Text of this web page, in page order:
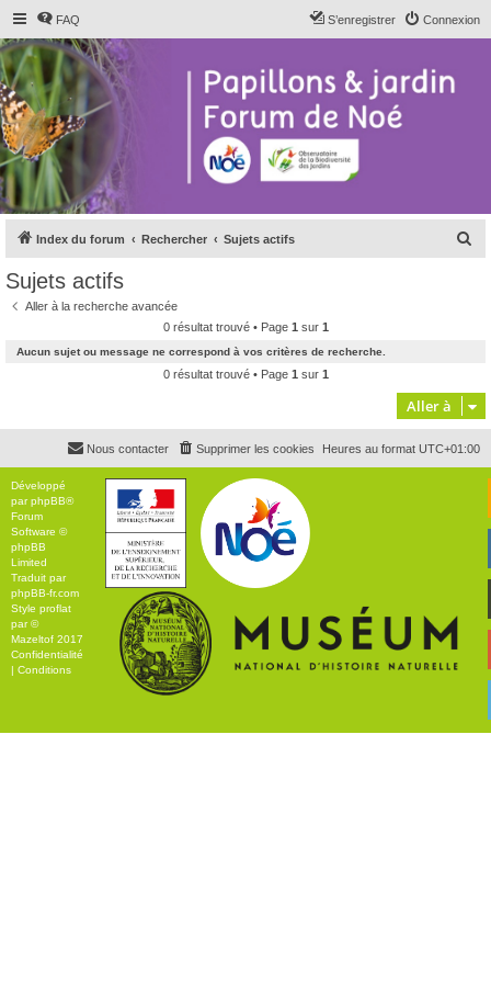
FAQ Connexion
S’enregistrer
Index du forum Rechercher Sujets actifs
c
h
e
Sujets actifs
Aller à la recherche avancée
0 résultat trouvé • Page 1 sur 1
Aucun sujet ou message ne correspond à vos critères de recherche.
0 résultat trouvé • Page 1 sur 1
Aller à
Heures au format UTC+01:00
Supprimer les cookies
Nous contacter
Développé
parphpBB®
Forum
Software ©
phpBB
Limited
Traduit par
phpBB-fr.com
Style proflat
par ©
Mazeltof 2017
Confidentialité
| Conditions